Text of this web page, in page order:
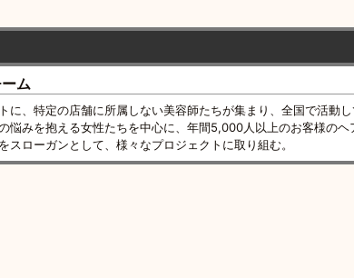
ム
に、特定の店舗に所属しない美容師たちが集まり、全国で活動
悩みを抱える女性たちを中心に、年間5,000人以上のお客様のヘ
スローガンとして、様々なプロジェクトに取り組む。